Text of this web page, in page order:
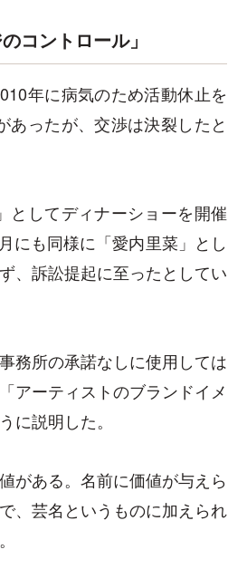
コントロール」
年に病気のため活動休止を
ったが、交渉は決裂したと
としてディナーショーを開催
にも同様に「愛内里菜」とし
、訴訟提起に至ったとしてい
務所の承諾なしに使用しては
アーティストのブランドイメ
に説明した。
がある。名前に価値が与えら
、芸名というものに加えられ